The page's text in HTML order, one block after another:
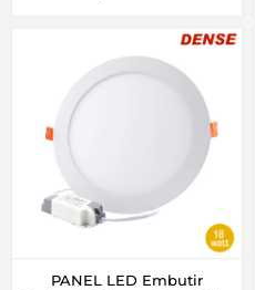
PANEL LED Embutir